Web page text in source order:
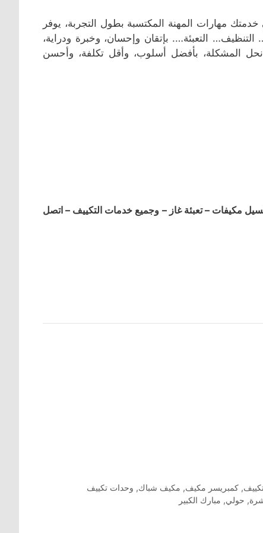
مهارات المهنة المكتسبة بطول التجربة، يوفر
التعبئة…. بإتقان وإحسان، وخبرة ودراية،
نحل المشكلة، بأفضل أسلوب، وأقل تكلفة، وأحسن
مكيفات – تعبئة غاز – وجميع خدمات التكييف – اتصل
, كمبريسر مكيف, مكيف شباك, وحدات تكييف
, حولي, مبارك الكبير